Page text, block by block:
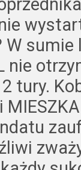
W
nie
tury.